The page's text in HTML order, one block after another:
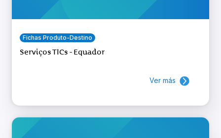
Fichas Produto-Destino
Serviços TICs - Equador
Ver más